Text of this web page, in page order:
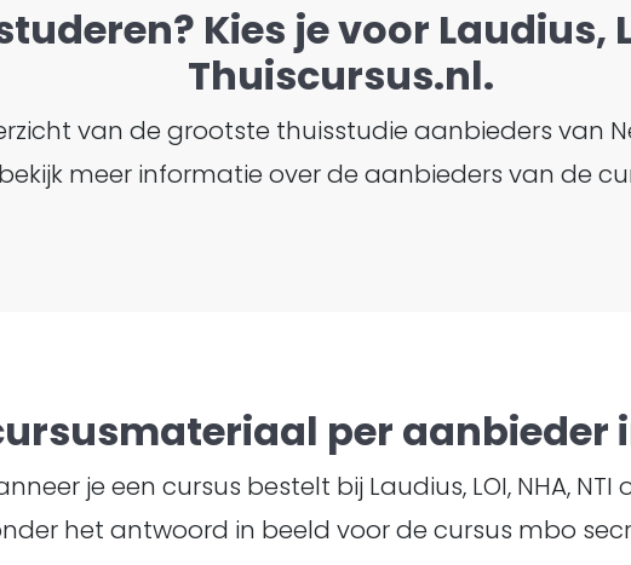
Kies je voor Laudius,
Thuiscursus.nl.
van de grootste thuisstudie aanbieders van
meer informatie over de aanbieders van de
per aanbieder
je een cursus bestelt bij Laudius, LOI, NHA,
het antwoord in beeld voor de cursus mbo